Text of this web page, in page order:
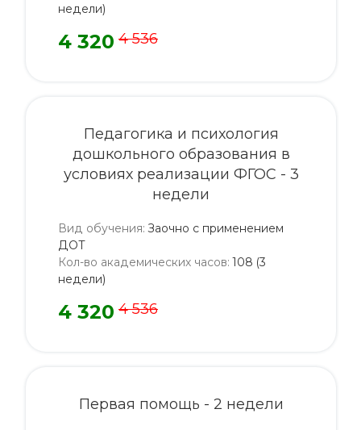
недели)
4 320 4 536
Педагогика и психология
дошкольного образования в
условиях реализации ФГОС - 3
недели
Вид обучения: Заочно с применением
ДОТ
Кол-во академических часов: 108 (3
недели)
4 320 4 536
Первая помощь - 2 недели